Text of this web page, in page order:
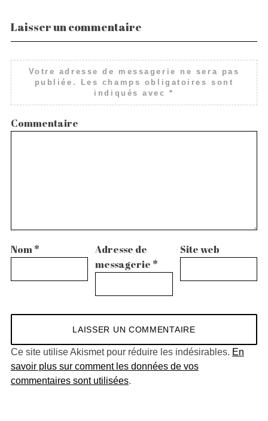
Laisser un commentaire
Votre adresse de messagerie ne sera pas
publiée.
Les champs obligatoires sont
indiqués avec*
Commentaire
Nom*
Adresse de
messagerie *
Site web
Ce site utilise Akismet pour réduire les indésirables. En
savoir plus sur comment les données de vos
commentaires sont utilisées.